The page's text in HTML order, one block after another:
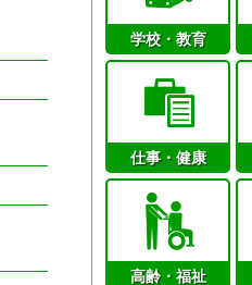
学校・教育
仕事・健康
高齢・福祉